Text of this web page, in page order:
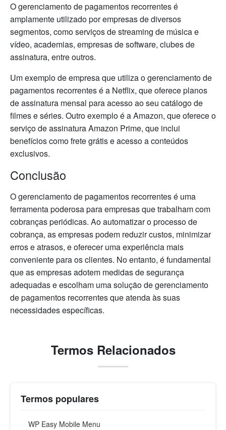
O gerenciamento de pagamentos recorrentes é
amplamente utilizado por empresas de diversos
segmentos, como serviços de streaming de música e
vídeo, academias, empresas de software, clubes de
assinatura, entre outros.
Um exemplo de empresa que utiliza o gerenciamento de
pagamentos recorrentes é a Netflix, que oferece planos
de assinatura mensal para acesso ao seu catálogo de
filmes e séries. Outro exemplo é a Amazon, que oferece o
serviço de assinatura Amazon Prime, que inclui
benefícios como frete grátis e acesso a conteúdos
exclusivos.
Conclusão
O gerenciamento de pagamentos recorrentes é uma
ferramenta poderosa para empresas que trabalham com
cobranças periódicas. Ao automatizar o processo de
cobrança, as empresas podem reduzir custos, minimizar
erros e atrasos, e oferecer uma experiência mais
conveniente para os clientes. No entanto, é fundamental
que as empresas adotem medidas de segurança
adequadas e escolham uma solução de gerenciamento
de pagamentos recorrentes que atenda às suas
necessidades específicas.
Termos Relacionados
Termos populares
WP Easy Mobile Menu